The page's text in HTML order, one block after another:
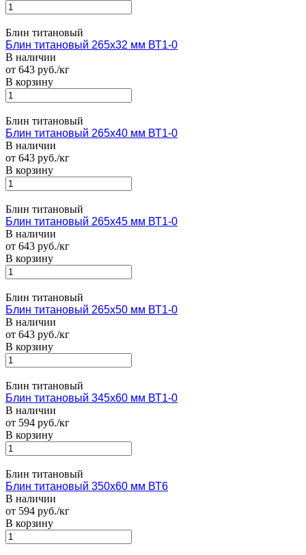
Блин титановый
Блин титановый 265х32 мм ВТ1-0
В наличии
от 643 руб./кг
В корзину
Блин титановый
Блин титановый 265х40 мм ВТ1-0
В наличии
от 643 руб./кг
В корзину
Блин титановый
Блин титановый 265х45 мм ВТ1-0
В наличии
от 643 руб./кг
В корзину
Блин титановый
Блин титановый 265х50 мм ВТ1-0
В наличии
от 643 руб./кг
В корзину
Блин титановый
Блин титановый 345х60 мм ВТ1-0
В наличии
от 594 руб./кг
В корзину
Блин титановый
Блин титановый 350х60 мм ВТ6
В наличии
от 594 руб./кг
В корзину